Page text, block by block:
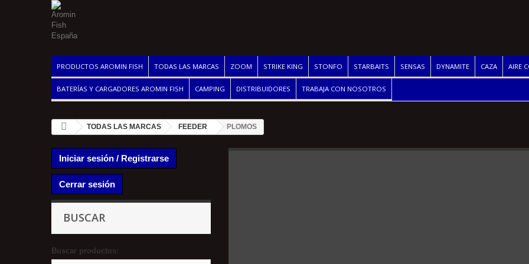
PRODUCTOS AROMIN FISH TODAS LAS MARCAS ZOOM STRIKE KING STONFO STARBAITS SENSAS DYNAMITE CAZA AIRE
BATERÍAS Y CARGADORES AROMIN FISH CAMPING DISTRIBUIDORES TRABAJA CON NOSOTROS
TODAS LAS MARCAS FEEDER PLOMOS
Iniciar sesión / Registrarse
Cerrar sesión
BUSCAR
Buscar productos: